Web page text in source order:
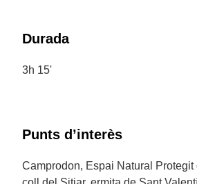
Durada
3h 15'
Punts d’interès
Camprodon, Espai Natural Protegit